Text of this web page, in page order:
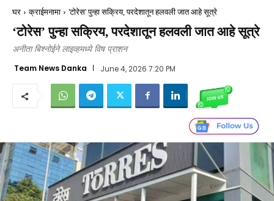
घर क्राईमनामा 'टोरेस' पुन्हा सक्रिय, परदेशातून हलवली जात आहे सूत्रे
‘टोरेस’ पुन्हा सक्रिय, परदेशातून हलवली जात आहे सूत्रे
अनीता बिश्नोईने लाइव्हमध्ये विष प्राशन
Team News Danka June 4, 2026 7:20 PM